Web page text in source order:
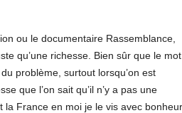
ou le documentaire Rassemblance,
qu’une richesse. Bien sûr que le mot
problème, surtout lorsqu’on est
que l’on sait qu’il n’y a pas une
la France en moi je le vis avec bonheur